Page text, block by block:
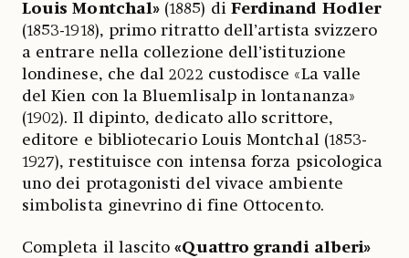
Louis Montchal» (1885) di Ferdinand Hodler
(1853-1918), primo ritratto dell’artista svizzero
a entrare nella collezione dell’istituzione
londinese, che dal 2022 custodisce «La valle
del Kien con la Bluemlisalp in lontananza»
(1902). Il dipinto, dedicato allo scrittore,
editore e bibliotecario Louis Montchal (1853-
1927), restituisce con intensa forza psicologica
uno dei protagonisti del vivace ambiente
simbolista ginevrino di fine Ottocento.
Completa il lascito«Quattro grandi alberi»